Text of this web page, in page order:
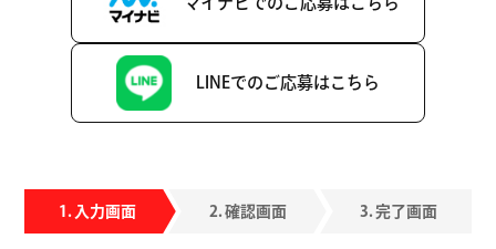
LINEでのご応募はこちら
入力画面 確認画面 完了画面